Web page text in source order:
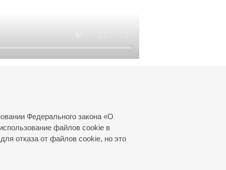
Федерального закона «О
файлов cookie в
отказа от файлов cookie, но это